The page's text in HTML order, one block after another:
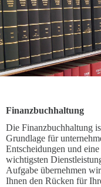
Finanzbuchhaltung
Die Finanzbuchhaltung
Grundlage für
Entscheidungen und eine
wichtigsten
Aufgabe übernehmen
Ihnen den Rücken für